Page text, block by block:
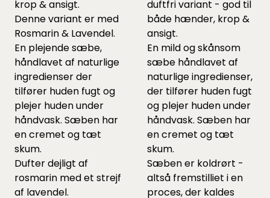
krop & ansigt.
Denne variant er med
Rosmarin & Lavendel.
En plejende sæbe,
håndlavet af naturlige
ingredienser der
tilfører huden fugt og
plejer huden under
håndvask. Sæben har
en cremet og tæt
skum.
Dufter dejligt af
rosmarin med et strejf
af lavendel.
duftfri variant - god til
både hænder, krop &
ansigt.
En mild og skånsom
sæbe håndlavet af
naturlige ingredienser,
der tilfører huden fugt
og plejer huden under
håndvask. Sæben har
en cremet og tæt
skum.
Sæben er koldrørt -
altså fremstilliet i en
proces, der kaldes